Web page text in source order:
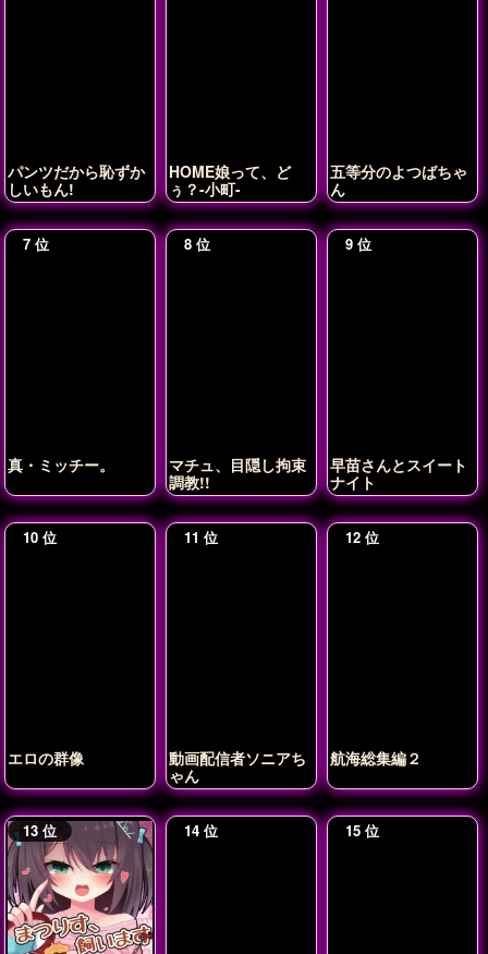
パンツだから恥ずか
しいもん!
HOME娘って、ど
ぅ？-小町-
五等分のよつばちゃ
ん
真・ミッチー。
マチュ、目隠し拘束
調教!!
早苗さんとスイート
ナイト
エロの群像
動画配信者ソニアち
ゃん
航海総集編２